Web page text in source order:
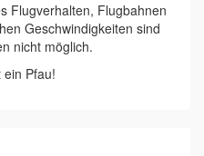
Flugverhalten, Flugbahnen
Geschwindigkeiten sind
nicht möglich.
Pfau!